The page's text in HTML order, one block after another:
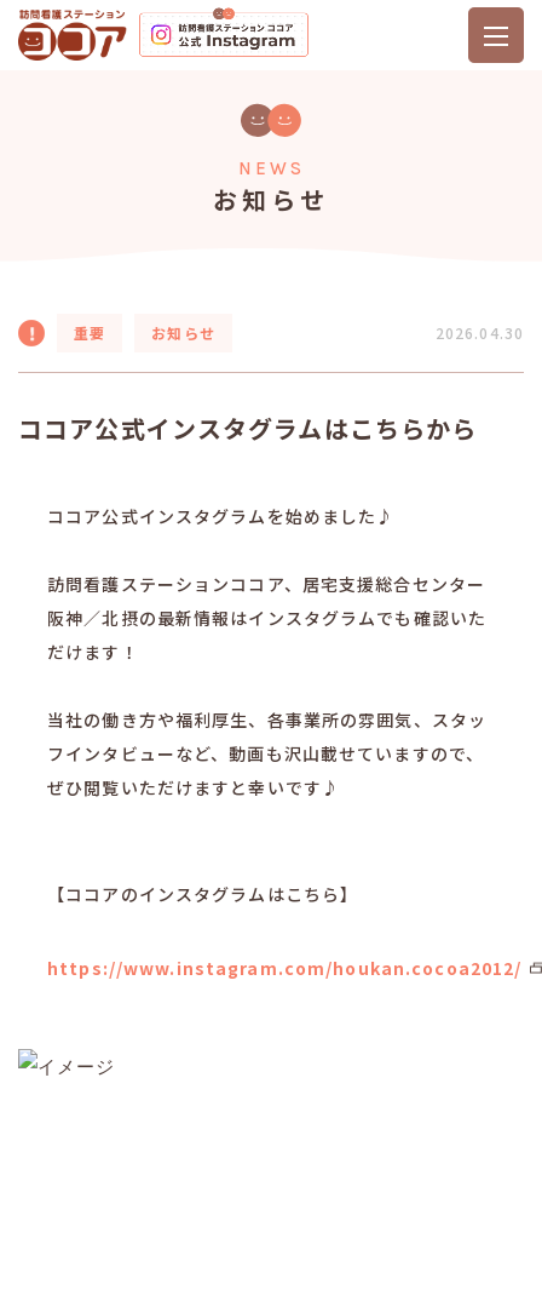
NEWS
お知らせ
重要 お知らせ 2026.04.30
ココア公式インスタグラムはこちらから
ココア公式インスタグラムを始めました♪
訪問看護ステーションココア、居宅支援総合センター
阪神／北摂の最新情報はインスタグラムでも確認いた
だけます！
当社の働き方や福利厚生、各事業所の雰囲気、スタッ
フインタビューなど、動画も沢山載せていますので、
ぜひ閲覧いただけますと幸いです♪
【ココアのインスタグラムはこちら】
https://www.instagram.com/houkan.cocoa2012/